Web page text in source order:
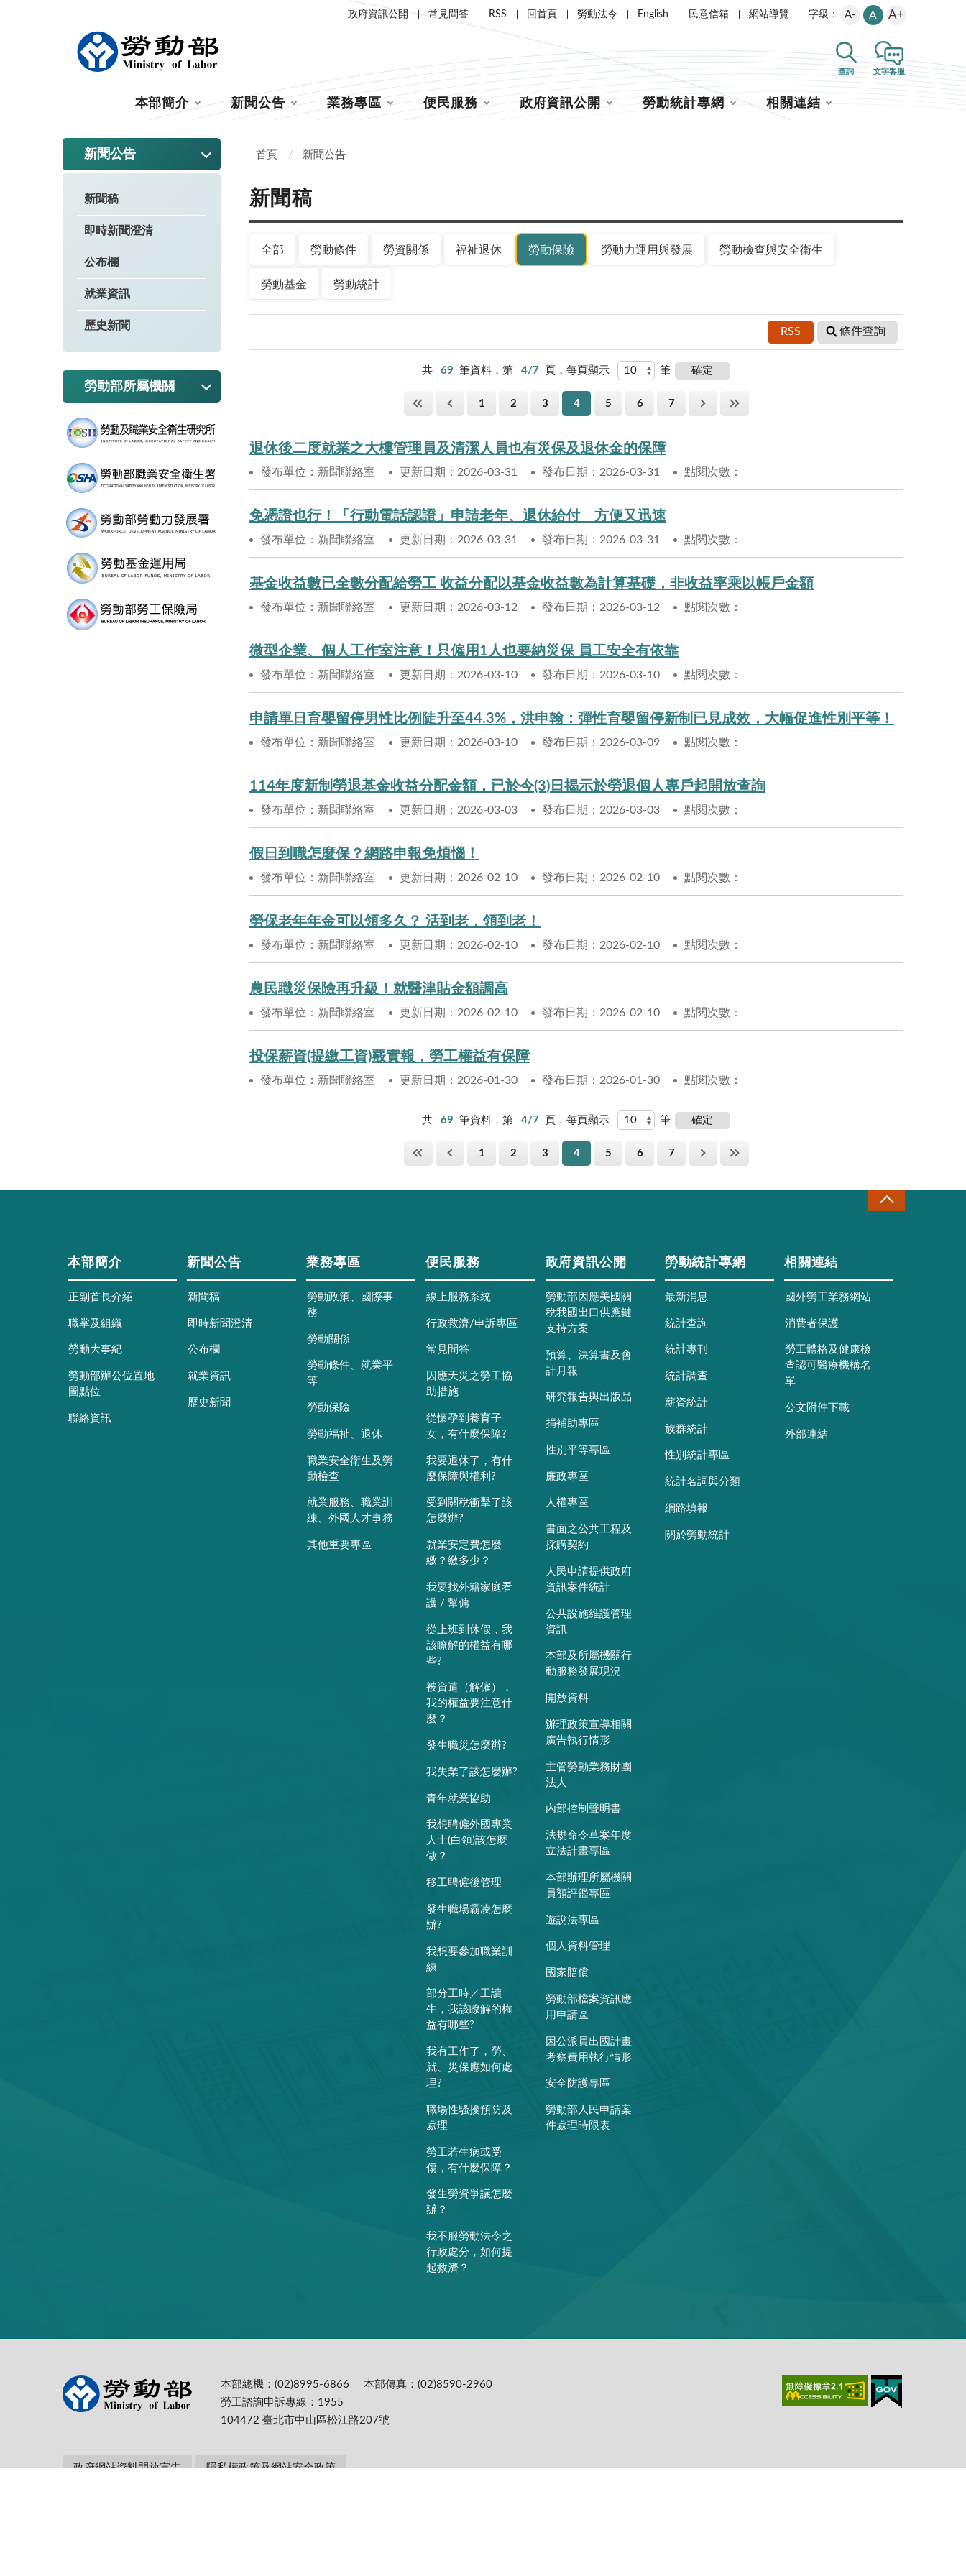
政府資訊公開 常見問答 RSS 回首頁 勞動法令 English 民意信箱 網站導覽 字級： A- A A+
查詢 文字客服
本部簡介 新聞公告 業務專區 便民服務 政府資訊公開 勞動統計專網 相關連結
新聞公告
新聞稿
即時新聞澄清
公布欄
就業資訊
歷史新聞
勞動部所屬機關
首頁 新聞公告
新聞稿
全部 勞動條件 勞資關係 福祉退休 勞動保險 勞動力運用與發展 勞動檢查與安全衛生
勞動基金 勞動統計
RSS 條件查詢
共 69 筆資料，第 4/7 頁，每頁顯示 筆
1 2 3 4 5 6 7
退休後二度就業之大樓管理員及清潔人員也有災保及退休金的保障
發布單位：新聞聯絡室 更新日期：2026-03-31 發布日期：2026-03-31 點閱次數：
免憑證也行！「行動電話認證」申請老年、退休給付 方便又迅速
發布單位：新聞聯絡室 更新日期：2026-03-31 發布日期：2026-03-31 點閱次數：
基金收益數已全數分配給勞工 收益分配以基金收益數為計算基礎，非收益率乘以帳戶金額
發布單位：新聞聯絡室 更新日期：2026-03-12 發布日期：2026-03-12 點閱次數：
微型企業、個人工作室注意！只僱用1人也要納災保 員工安全有依靠
發布單位：新聞聯絡室 更新日期：2026-03-10 發布日期：2026-03-10 點閱次數：
申請單日育嬰留停男性比例陡升至44.3%，洪申翰：彈性育嬰留停新制已見成效，大幅促進性別平等！
發布單位：新聞聯絡室 更新日期：2026-03-10 發布日期：2026-03-09 點閱次數：
114年度新制勞退基金收益分配金額，已於今(3)日揭示於勞退個人專戶起開放查詢
發布單位：新聞聯絡室 更新日期：2026-03-03 發布日期：2026-03-03 點閱次數：
假日到職怎麼保？網路申報免煩惱！
發布單位：新聞聯絡室 更新日期：2026-02-10 發布日期：2026-02-10 點閱次數：
勞保老年年金可以領多久？ 活到老，領到老！
發布單位：新聞聯絡室 更新日期：2026-02-10 發布日期：2026-02-10 點閱次數：
農民職災保險再升級！就醫津貼金額調高
發布單位：新聞聯絡室 更新日期：2026-02-10 發布日期：2026-02-10 點閱次數：
投保薪資(提繳工資)覈實報，勞工權益有保障
發布單位：新聞聯絡室 更新日期：2026-01-30 發布日期：2026-01-30 點閱次數：
共 69 筆資料，第 4/7 頁，每頁顯示 筆
1 2 3 4 5 6 7
本部簡介
正副首長介紹
職掌及組織
勞動大事紀
勞動部辦公位置地
圖點位
聯絡資訊
新聞公告
新聞稿
即時新聞澄清
公布欄
就業資訊
歷史新聞
業務專區
勞動政策、國際事
務
勞動關係
勞動條件、就業平
等
勞動保險
勞動福祉、退休
職業安全衛生及勞
動檢查
就業服務、職業訓
練、外國人才事務
其他重要專區
便民服務
線上服務系統
行政救濟/申訴專區
常見問答
因應天災之勞工協
助措施
從懷孕到養育子
女，有什麼保障?
我要退休了，有什
麼保障與權利?
受到關稅衝擊了該
怎麼辦?
就業安定費怎麼
繳？繳多少？
我要找外籍家庭看
護 / 幫傭
從上班到休假，我
該瞭解的權益有哪
些?
被資遣（解僱），
我的權益要注意什
麼？
發生職災怎麼辦?
我失業了該怎麼辦?
青年就業協助
我想聘僱外國專業
人士(白領)該怎麼
做？
移工聘僱後管理
發生職場霸凌怎麼
辦?
我想要參加職業訓
練
部分工時／工讀
生，我該瞭解的權
益有哪些?
我有工作了，勞、
就、災保應如何處
理?
職場性騷擾預防及
處理
勞工若生病或受
傷，有什麼保障？
發生勞資爭議怎麼
辦？
我不服勞動法令之
行政處分，如何提
起救濟？
政府資訊公開
勞動部因應美國關
稅我國出口供應鏈
支持方案
預算、決算書及會
計月報
研究報告與出版品
捐補助專區
性別平等專區
廉政專區
人權專區
書面之公共工程及
採購契約
人民申請提供政府
資訊案件統計
公共設施維護管理
資訊
本部及所屬機關行
動服務發展現況
開放資料
辦理政策宣導相關
廣告執行情形
主管勞動業務財團
法人
內部控制聲明書
法規命令草案年度
立法計畫專區
本部辦理所屬機關
員額評鑑專區
遊說法專區
個人資料管理
國家賠償
勞動部檔案資訊應
用申請區
因公派員出國計畫
考察費用執行情形
安全防護專區
勞動部人民申請案
件處理時限表
勞動統計專網
最新消息
統計查詢
統計專刊
統計調查
薪資統計
族群統計
性別統計專區
統計名詞與分類
網路填報
關於勞動統計
相關連結
國外勞工業務網站
消費者保護
勞工體格及健康檢
查認可醫療機構名
單
公文附件下載
外部連結
::: 本部總機：(02)8995-6866
本部傳真：(02)8590-2960
勞工諮詢申訴專線：1955
104472 臺北市中山區松江路207號
政府網站資料開放宣告 隱私權政策及網站安全政策